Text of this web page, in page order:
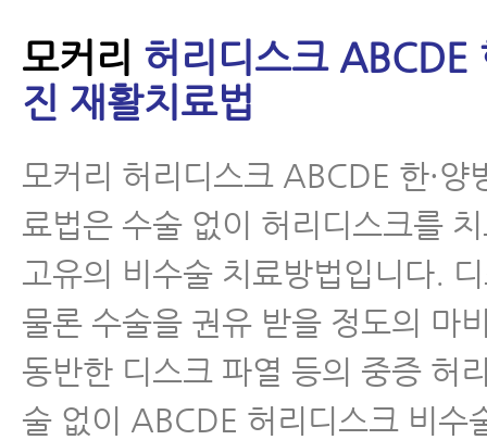
모커리 허리디스크 ABCDE
진 재활치료법
모커리 허리디스크 ABCDE 한·양
료법은 수술 없이 허리디스크를
고유의 비수술 치료방법입니다.
물론 수술을 권유 받을 정도의 마
동반한 디스크 파열 등의 중증 허
술 없이 ABCDE 허리디스크 비수